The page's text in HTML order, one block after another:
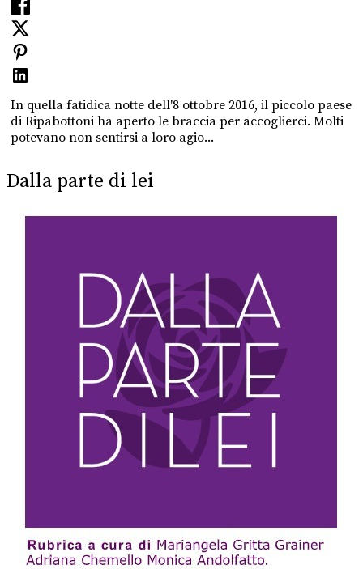
In quella fatidica notte dell'8 ottobre 2016, il piccolo paese
di Ripabottoni ha aperto le braccia per accoglierci. Molti
potevano non sentirsi a loro agio...
Dalla parte di lei